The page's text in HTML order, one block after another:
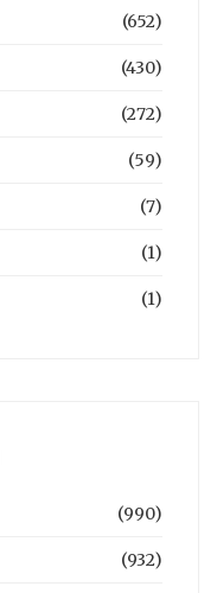
(652)
(430)
(272)
(59)
(7)
(1)
(1)
(990)
(932)